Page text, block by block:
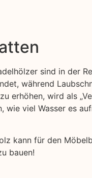
sind in der
während
erhöhen, wird als
viel Wasser es
kann für den
bauen!